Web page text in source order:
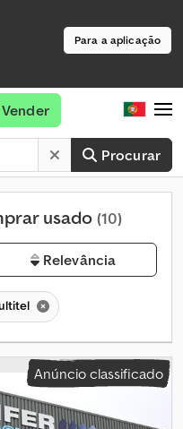
Para a aplicação
Procurar
Vender
usado (10)
Relevância
Anúncio classificado